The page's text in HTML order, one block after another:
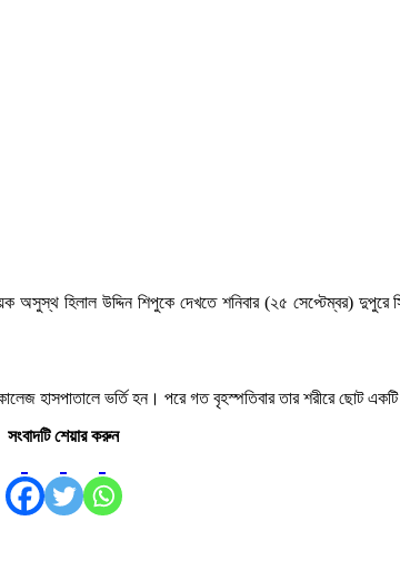
হিলাল উদ্দিন শিপুকে দেখতে শনিবার (২৫ সেপ্টেম্বর) দুপুরে
হাসপাতালে ভর্তি হন। পরে গত বৃহস্পতিবার তার শরীরে ছোট
সংবাদটি শেয়ার করুন